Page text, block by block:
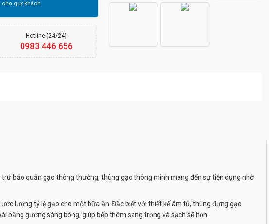
cho quý khách
Hotline (24/24)
0983 446 656
bảo quản gạo thông thường, thùng gạo thông minh mang đến sự tiện dụng nhờ
lượng tỷ lệ gạo cho một bữa ăn. Đặc biệt với thiết kế âm tủ, thùng đựng gạo
bằng gương sáng bóng, giúp bếp thêm sang trọng và sạch sẽ hơn.